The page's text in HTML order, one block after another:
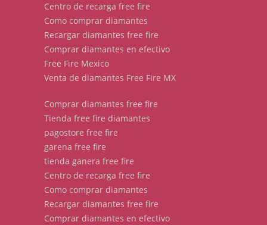
Centro de recarga free fire
Como comprar diamantes
Recargar diamantes free fire
Comprar diamantes en efectivo
Free Fire Mexico
Venta de diamantes Free Fire MX
Comprar diamantes free fire
Tienda free fire diamantes
pagostore free fire
garena free fire
tienda ganera free fire
Centro de recarga free fire
Como comprar diamantes
Recargar diamantes free fire
Comprar diamantes en efectivo